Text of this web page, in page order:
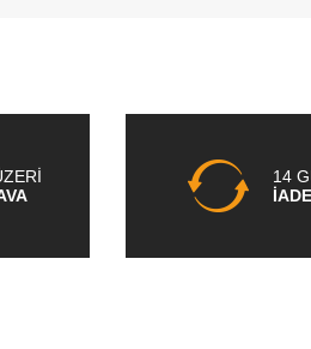
14
İADE